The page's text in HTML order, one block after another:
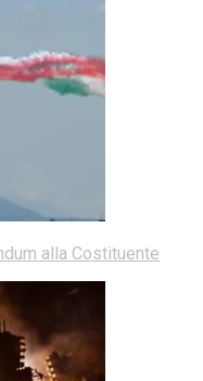
alla Costituente